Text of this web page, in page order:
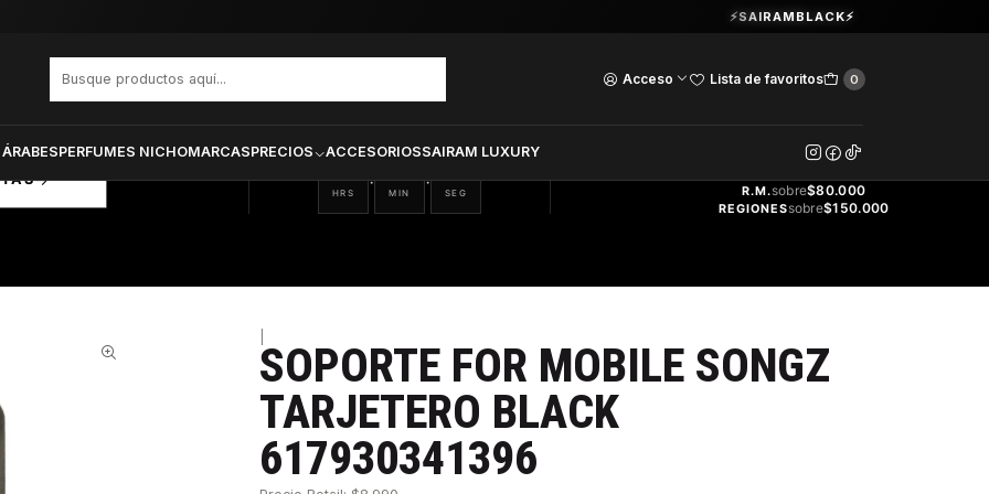
Acceso Lista de favoritos 0
PERFUMES NICHOMARCASPRECIOS ACCESORIOSSAIRAM LUXURY
Guardia Vieja 202. Oficina 102.Ver Horarios
⚡SAIRAMBLACK⚡
Songz Tarjetero Black 617930341396
00
HRS
: 00
MIN
: 38
SEG
GRATIS
R.M.sobre$80.000
REGIONESsobre$150.000
SOPORTE FOR MOBILE SONGZ
TARJETERO BLACK
617930341396